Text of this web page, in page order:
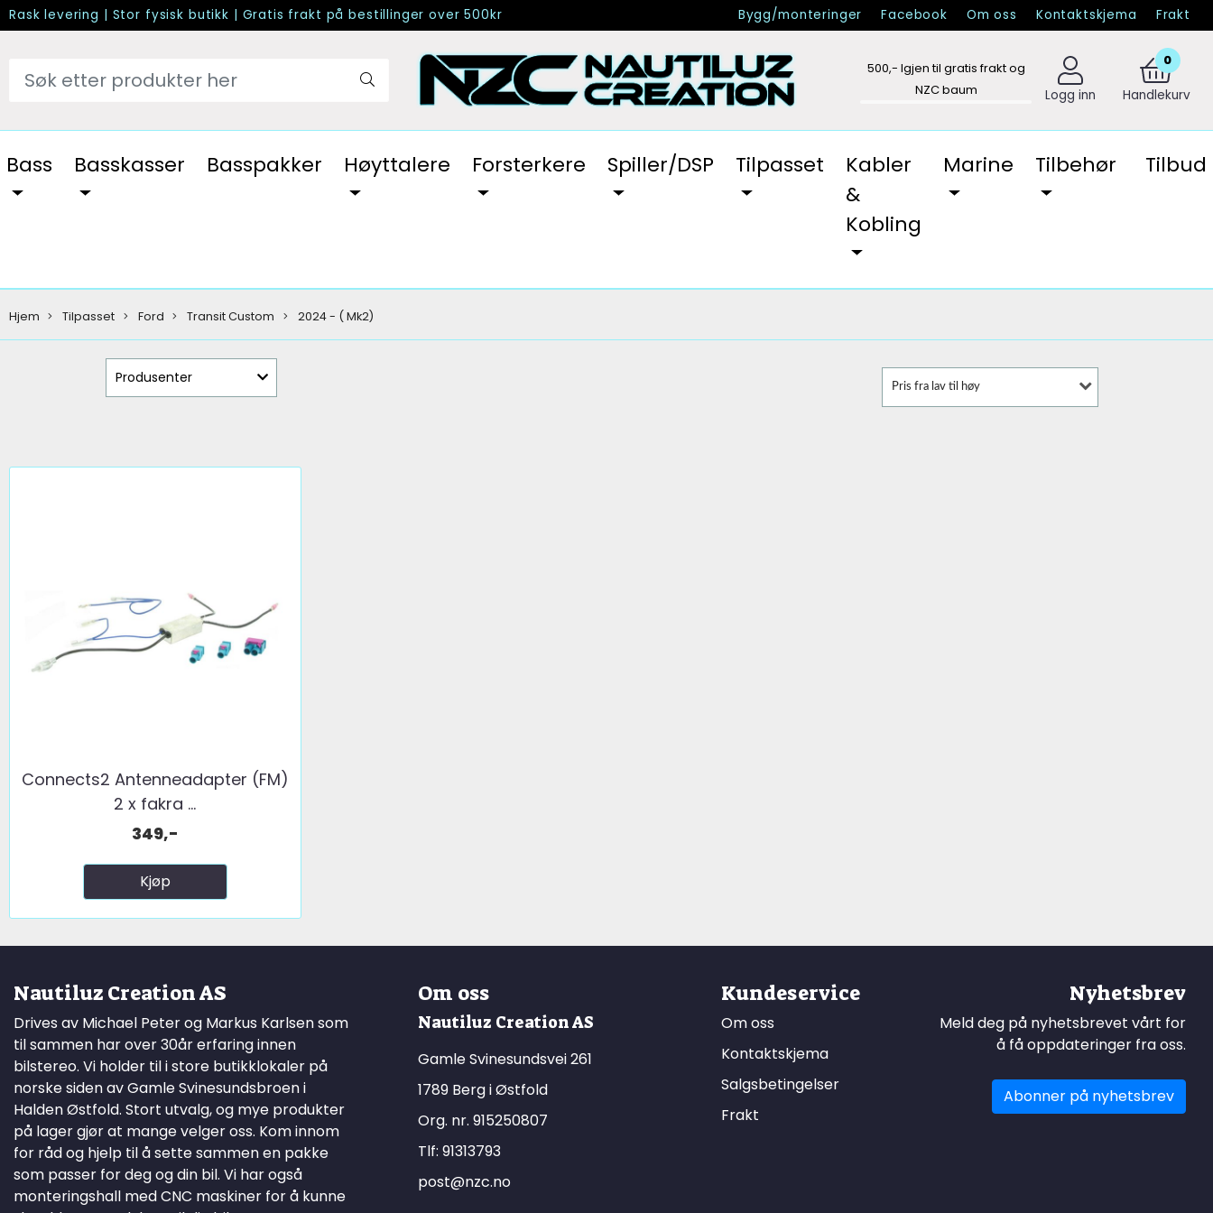
Rask levering | Stor fysisk butikk | Gratis frakt på bestillinger over 500kr Bygg/monteringer Facebook Om oss Kontaktskjema Frakt
500,- Igjen til gratis frakt og
NZC baum
Logg inn
0
Handlekurv
Bass Basskasser Basspakker Høyttalere Forsterkere Spiller/DSP Tilpasset
Kabler
&
Kobling
Marine Tilbehør Tilbud
Hjem Tilpasset Ford Transit Custom 2024 - ( Mk2)
Produsenter
Pris fra lav til høy
Connects2 Antenneadapter (FM)
2 x fakra ...
349,-
Kjøp
Nautiluz Creation AS
Drives av Michael Peter og Markus Karlsen som
til sammen har over 30år erfaring innen
bilstereo. Vi holder til i store butikklokaler på
norske siden av Gamle Svinesundsbroen i
Halden Østfold. Stort utvalg, og mye produkter
på lager gjør at mange velger oss. Kom innom
for råd og hjelp til å sette sammen en pakke
som passer for deg og din bil. Vi har også
monteringshall med CNC maskiner for å kunne
Om oss
Nautiluz Creation AS
Gamle Svinesundsvei 261
1789 Berg i Østfold
Org. nr. 915250807
Tlf: 91313793
post@nzc.no
Kundeservice
Om oss
Kontaktskjema
Salgsbetingelser
Frakt
Nyhetsbrev
Meld deg på nyhetsbrevet vårt for
å få oppdateringer fra oss.
Abonner på nyhetsbrev